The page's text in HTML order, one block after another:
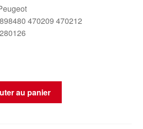
470209 470212
au panier